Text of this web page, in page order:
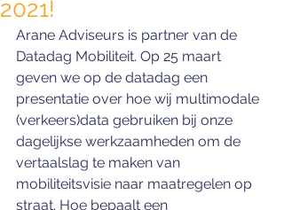
2021!
Arane Adviseurs is partner van de
Datadag Mobiliteit. Op 25 maart
geven we op de datadag een
presentatie over hoe wij multimodale
(verkeers)data gebruiken bij onze
dagelijkse werkzaamheden om de
vertaalslag te maken van
mobiliteitsvisie naar maatregelen op
straat. Hoe bepaalt een